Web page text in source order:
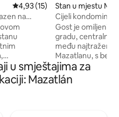
Prosječna ocjena: 4,93 od 5,
4,93 (15)
na
na 2
u
i grijanoj
Stan u mjestu
Cijeli kondominij:
Gost je omiljeni
gradu, centralno
među
Mazatlanu, s
sedmogodišnjom
iznajmljivanja. Apartman na uglu na 14.
spratu, s
u smještajima za
Mazatlán